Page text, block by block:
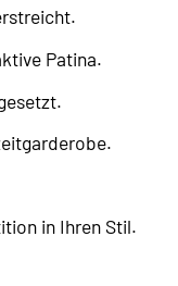
Patina.
in Ihren Stil.